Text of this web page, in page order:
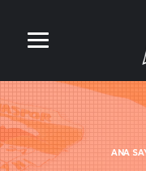
ANA